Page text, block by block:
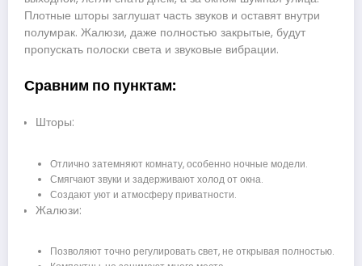
Плотные шторы заглушат часть звуков и оставят внутри
полумрак. Жалюзи, даже полностью закрытые, будут
пропускать полоски света и звуковые вибрации.
Сравним по пунктам:
Шторы:
Отлично затемняют комнату, особенно ночные модели.
Смягчают звуки и задерживают холод от окна.
Создают уют и атмосферу приватности.
Жалюзи:
Позволяют точно регулировать свет, не открывая полностью.